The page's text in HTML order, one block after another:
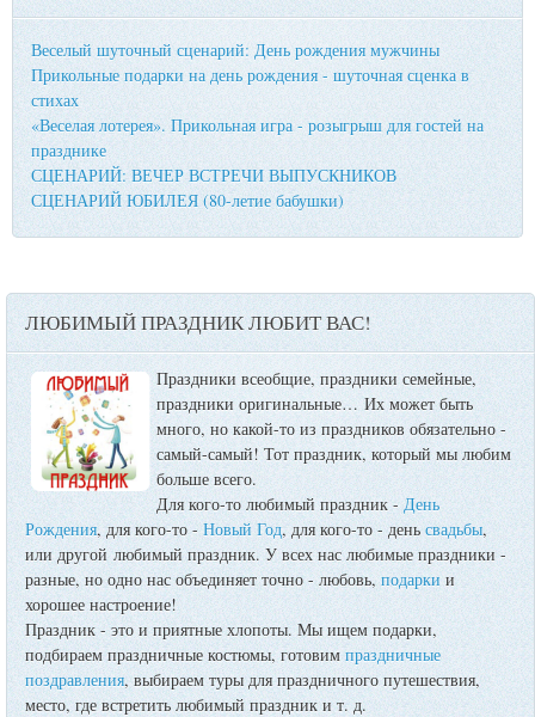
Веселый шуточный сценарий: День рождения мужчины
Прикольные подарки на день рождения - шуточная сценка в
стихах
«Веселая лотерея». Прикольная игра - розыгрыш для гостей на
празднике
СЦЕНАРИЙ: ВЕЧЕР ВСТРЕЧИ ВЫПУСКНИКОВ
СЦЕНАРИЙ ЮБИЛЕЯ (80-летие бабушки)
ЛЮБИМЫЙ ПРАЗДНИК ЛЮБИТ ВАС!
Праздники всеобщие, праздники семейные,
праздники оригинальные… Их может быть
много, но какой-то из праздников обязательно -
самый-самый! Тот праздник, который мы любим
больше всего.
Для кого-то любимый праздник - День
Рождения, для кого-то -Новый Год, для кого-то - деньсвадьбы,
или другой любимый праздник. У всех нас любимые праздники -
разные, но одно нас объединяет точно - любовь,подаркии
хорошее настроение!
Праздник - это и приятные хлопоты. Мы ищем подарки,
подбираем праздничные костюмы, готовимпраздничные
поздравления, выбираем туры для праздничного путешествия,
место, где встретить любимый праздник и т. д.